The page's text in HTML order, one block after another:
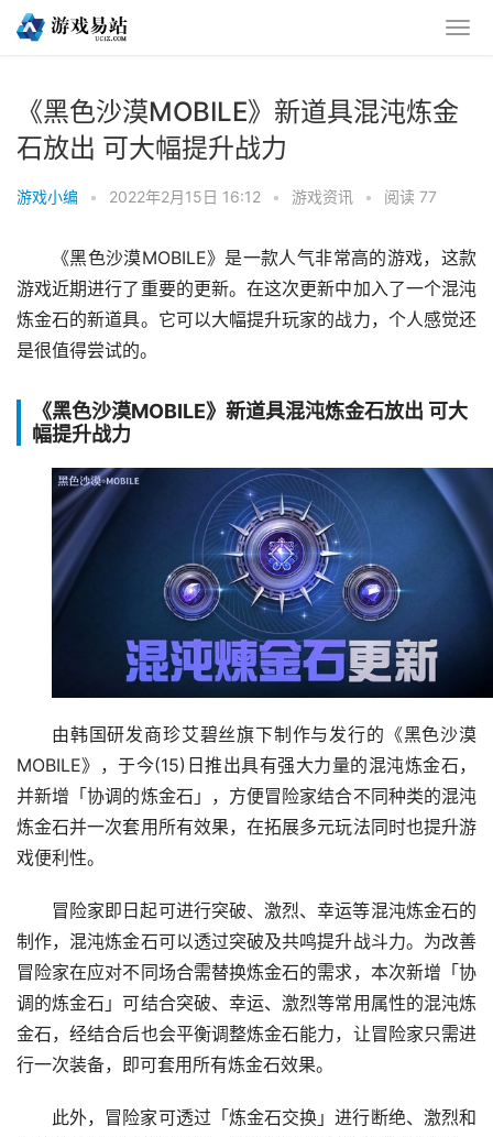
《黑色沙漠MOBILE》新道具混沌炼金
石放出 可大幅提升战力
游戏小编 • 2022年2月15日 16:12 • 游戏资讯 • 阅读 77
《黑色沙漠MOBILE》是一款人气非常高的游戏，这款
游戏近期进行了重要的更新。在这次更新中加入了一个混沌
炼金石的新道具。它可以大幅提升玩家的战力，个人感觉还
是很值得尝试的。
《黑色沙漠MOBILE》新道具混沌炼金石放出 可大
幅提升战力
由韩国研发商珍艾碧丝旗下制作与发行的《黑色沙漠
MOBILE》，于今(15)日推出具有强大力量的混沌炼金石，
并新增「协调的炼金石」，方便冒险家结合不同种类的混沌
炼金石并一次套用所有效果，在拓展多元玩法同时也提升游
戏便利性。
冒险家即日起可进行突破、激烈、幸运等混沌炼金石的
制作，混沌炼金石可以透过突破及共鸣提升战斗力。为改善
冒险家在应对不同场合需替换炼金石的需求，本次新增「协
调的炼金石」可结合突破、幸运、激烈等常用属性的混沌炼
金石，经结合后也会平衡调整炼金石能力，让冒险家只需进
行一次装备，即可套用所有炼金石效果。
此外，冒险家可透过「炼金石交换」进行断绝、激烈和